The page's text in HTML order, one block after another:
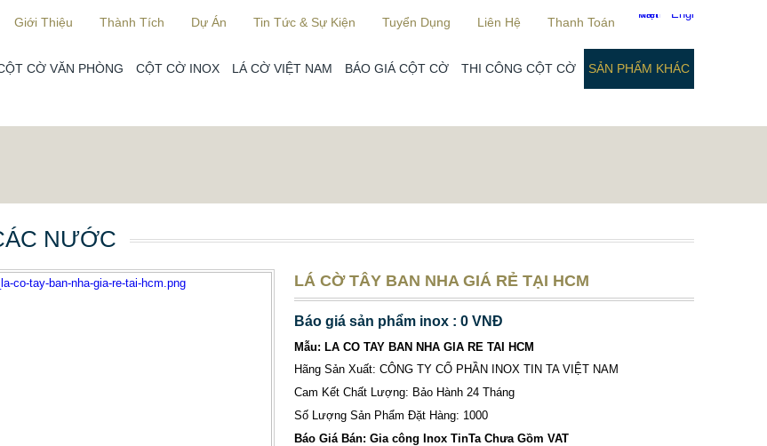
Giới Thiệu Thành Tích Dự Án Tin Tức & Sự Kiện Tuyển Dụng Liên Hệ Thanh Toán
CỜ VĂN PHÒNG CỘT CỜ INOX LÁ CỜ VIỆT NAM BÁO GIÁ CỘT CỜ THI CÔNG CỘT CỜ SẢN PHẨM KHÁC
NƯỚC
LÁ CỜ TÂY BAN NHA GIÁ RẺ TẠI HCM
Báo giá sản phẩm inox : 0 VNĐ
Mẫu: LA CO TAY BAN NHA GIA RE TAI HCM
Hãng Sản Xuất: CÔNG TY CỔ PHẦN INOX TIN TA VIỆT NAM
Cam Kết Chất Lượng: Bảo Hành 24 Tháng
Số Lượng Sản Phẩm Đặt Hàng: 1000
Báo Giá Bán: Gia công Inox TinTa Chưa Gồm VAT